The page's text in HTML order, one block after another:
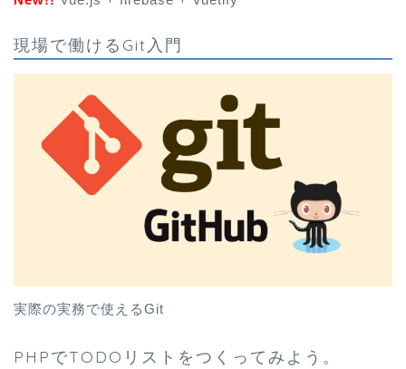
現場で働けるGit入門
実際の実務で使えるGit
PHPでTODOリストをつくってみよう。